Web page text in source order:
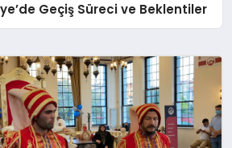
Geçiş Süreci ve Beklentiler